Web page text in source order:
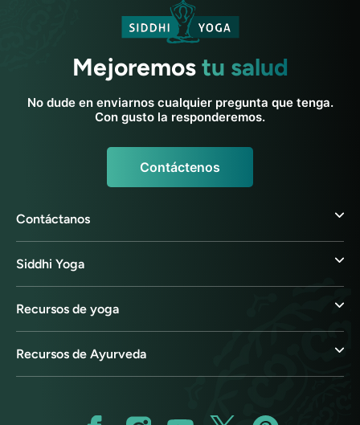
Mejoremostu salud
No dude en enviarnos cualquier pregunta que tenga.
Con gusto la responderemos.
Contáctenos
Contáctanos
Siddhi Yoga
Recursos de yoga
Recursos de Ayurveda